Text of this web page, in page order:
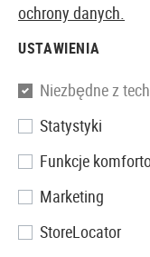
Strona główna
Steel Face
ochrony danych.
USTAWIENIA
Niezbędne z
Statystyki
Funkcje
Marketing
StoreLocator